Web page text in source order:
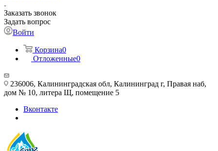
Заказать звонок
Задать вопрос
Войти
Корзина0
Отложенные0
236006, Калининградская обл, Калининград г, Правая наб,
дом № 10, литера Щ, помещение 5
Вконтакте